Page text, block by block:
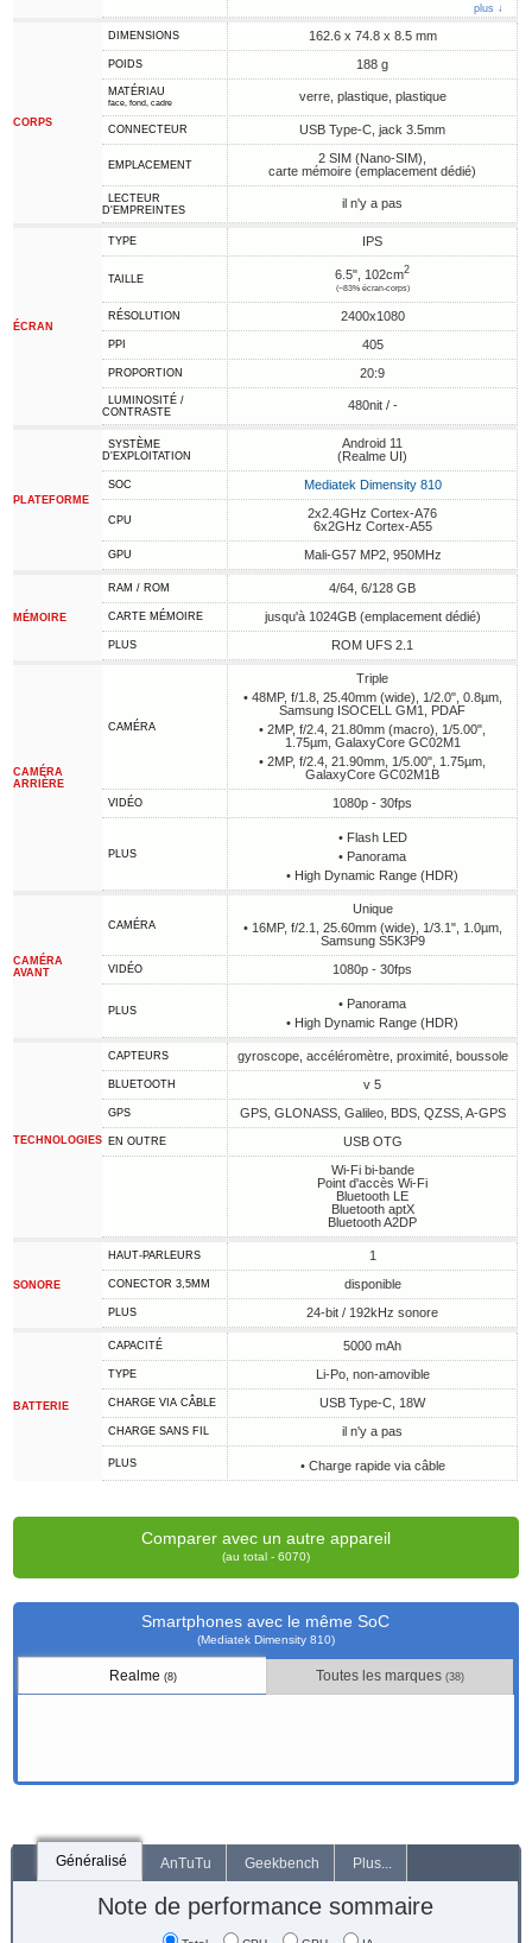
plus ↓
CORPS
DIMENSIONS 162.6 x 74.8 x 8.5 mm
POIDS 188 g
MATÉRIAU
face, fond, cadre verre, plastique, plastique
CONNECTEUR USB Type-C, jack 3.5mm
EMPLACEMENT
2 SIM (Nano-SIM),
carte mémoire (emplacement dédié)
LECTEUR
D'EMPREINTES
il n'y a pas
ÉCRAN
TYPE IPS
TAILLE 6.5", 102cm2
(~83% écran-corps)
RÉSOLUTION 2400x1080
PPI 405
PROPORTION 20:9
LUMINOSITÉ /
CONTRASTE
480nit / -
PLATEFORME
SYSTÈME
D'EXPLOITATION
Android 11
(Realme UI)
SOC Mediatek Dimensity 810
CPU
2x2.4GHz Cortex-A76
6x2GHz Cortex-A55
GPU Mali-G57 MP2, 950MHz
MÉMOIRE
RAM / ROM 4/64, 6/128 GB
CARTE MÉMOIRE jusqu'à 1024GB (emplacement dédié)
PLUS ROM UFS 2.1
CAMÉRA
ARRIÈRE
CAMÉRA
Triple
• 48MP, f/1.8, 25.40mm (wide), 1/2.0", 0.8µm,
Samsung ISOCELL GM1, PDAF
• 2MP, f/2.4, 21.80mm (macro), 1/5.00",
1.75µm, GalaxyCore GC02M1
• 2MP, f/2.4, 21.90mm, 1/5.00", 1.75µm,
GalaxyCore GC02M1B
VIDÉO 1080p - 30fps
PLUS
• Flash LED
• Panorama
• High Dynamic Range (HDR)
CAMÉRA
AVANT
CAMÉRA
Unique
• 16MP, f/2.1, 25.60mm (wide), 1/3.1", 1.0µm,
Samsung S5K3P9
VIDÉO 1080p - 30fps
PLUS
• Panorama
• High Dynamic Range (HDR)
TECHNOLOGIES
CAPTEURS gyroscope, accéléromètre, proximité, boussole
BLUETOOTH v 5
GPS GPS, GLONASS, Galileo, BDS, QZSS, A-GPS
EN OUTRE
USB OTG
Wi-Fi bi-bande
Point d'accès Wi-Fi
Bluetooth LE
Bluetooth aptX
Bluetooth A2DP
SONORE
HAUT-PARLEURS 1
CONECTOR 3,5MM disponible
PLUS 24-bit / 192kHz sonore
BATTERIE
CAPACITÉ 5000 mAh
TYPE Li-Po, non-amovible
CHARGE VIA CÂBLE USB Type-C, 18W
CHARGE SANS FIL il n'y a pas
PLUS • Charge rapide via câble
Comparer avec un autre appareil
(au total - 6070)
Smartphones avec le même SoC
(Mediatek Dimensity 810)
Realme (8) Toutes les marques(38)
Généralisé AnTuTu Geekbench Plus...
Note de performance sommaire